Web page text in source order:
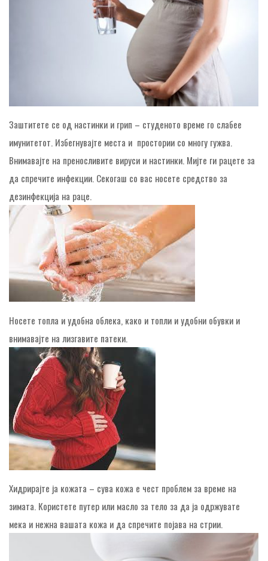
Заштитете се од настинки и грип – студеното време го слабее
имунитетот. Избегнувајте места и простории со многу гужва.
Внимавајте на преносливите вируси и настинки. Мијте ги рацете за
да спречите инфекции. Секогаш со вас носете средство за
дезинфекција на раце.
Носете топла и удобна облека, како и топли и удобни обувки и
внимавајте на лизгавите патеки.
Хидрирајте ја кожата – сува кожа е чест проблем за време на
зимата. Користете путер или масло за тело за да ја одржувате
мека и нежна вашата кожа и да спречите појава на стрии.